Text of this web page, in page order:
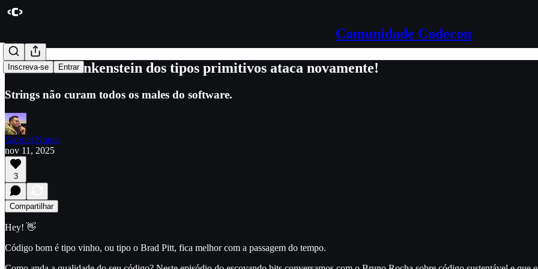
Comunidade Codecon
Inscreva-se Entrar
#174 - O Frankenstein dos tipos primitivos ataca novamente!
Strings não curam todos os males do software.
Gabriel Nunes
nov 11, 2025
3
Compartilhar
Hey! 👋
Código bom é tipo vinho, ou tipo o Brad Pitt, fica melhor com a passagem do tempo.